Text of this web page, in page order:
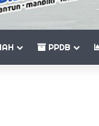
PPDB